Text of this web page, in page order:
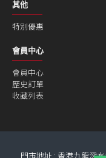
其他
特別優惠
會員中心
會員中心
歷史訂單
收藏列表
門市地址 : 香港九龍深